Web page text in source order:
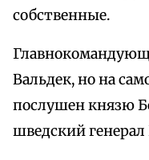
собственные.
Вальдек, но на
послушен князю
шведский генерал